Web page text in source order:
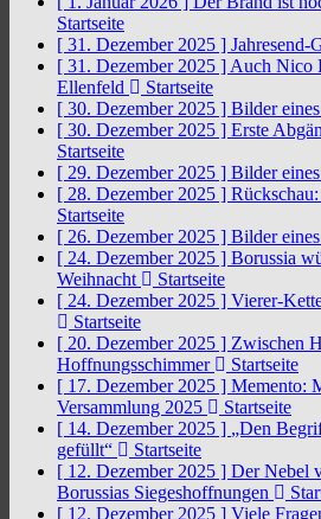
Startseite
[ 31. Dezember 2025 ] Jahresend-
[ 31. Dezember 2025 ] Auch Nico
Ellenfeld
Startseite
[ 30. Dezember 2025 ] Bilder
[ 30. Dezember 2025 ] Erste
Startseite
[ 29. Dezember 2025 ] Bilder
[ 28. Dezember 2025 ]
Startseite
[ 26. Dezember 2025 ] Bilder
[ 24. Dezember 2025 ] Borussia
Weihnacht
Startseite
[ 24. Dezember 2025 ] Vierer-
Startseite
[ 20. Dezember 2025 ] Zwischen
Hoffnungsschimmer
Startseite
[ 17. Dezember 2025 ] Memento:
Versammlung 2025
Startseite
[ 14. Dezember 2025 ] „Den
gefüllt“
Startseite
[ 12. Dezember 2025 ] Der Nebel
Borussias Siegeshoffnungen
[ 12. Dezember 2025 ] Viele